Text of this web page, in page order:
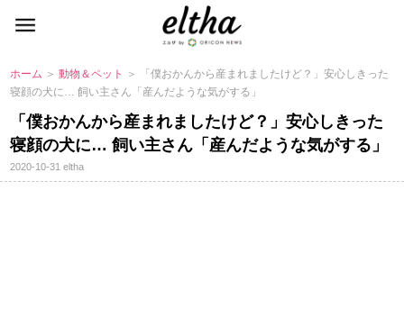
ホーム ＞動物＆ペット
＞ 「僕おかんから産まれましたけど？」安心しきった
寝顔の犬に… 飼い主さん「産んだような気がする」
「僕おかんから産まれましたけど？」安心しきった
寝顔の犬に… 飼い主さん「産んだような気がする」
2020-10-31eltha